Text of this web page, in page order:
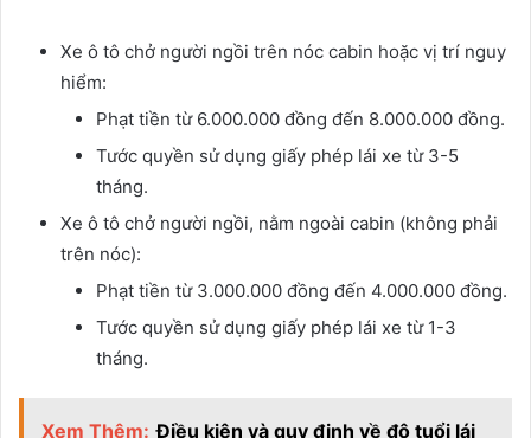
Xe ô tô chở người ngồi trên nóc cabin hoặc vị trí nguy
hiểm:
Phạt tiền từ 6.000.000 đồng đến 8.000.000 đồng.
Tước quyền sử dụng giấy phép lái xe từ 3-5
tháng.
Xe ô tô chở người ngồi, nằm ngoài cabin (không phải
trên nóc):
Phạt tiền từ 3.000.000 đồng đến 4.000.000 đồng.
Tước quyền sử dụng giấy phép lái xe từ 1-3
tháng.
Xem Thêm: Điều kiện và quy định về độ tuổi lái